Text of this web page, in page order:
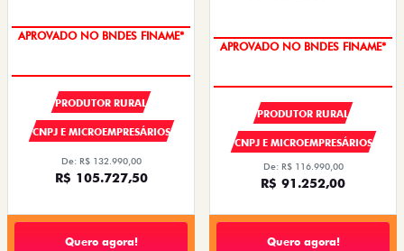
APROVADO NO BNDES FINAME*
PRODUTOR RURAL
CNPJ E MICROEMPRESÁRIOS
De: R$ 132.990,00
R$ 105.727,50
Quero agora!
APROVADO NO BNDES FINAME*
PRODUTOR RURAL
CNPJ E MICROEMPRESÁRIOS
De: R$ 116.990,00
R$ 91.252,00
Quero agora!